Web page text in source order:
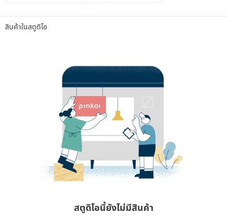
สินค้าในสตูดิโอ
สตูดิโอนี้ยังไม่มีสินค้า